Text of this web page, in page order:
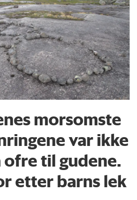
morsomste
var ikke
ofre til gudene.
etter barns lek